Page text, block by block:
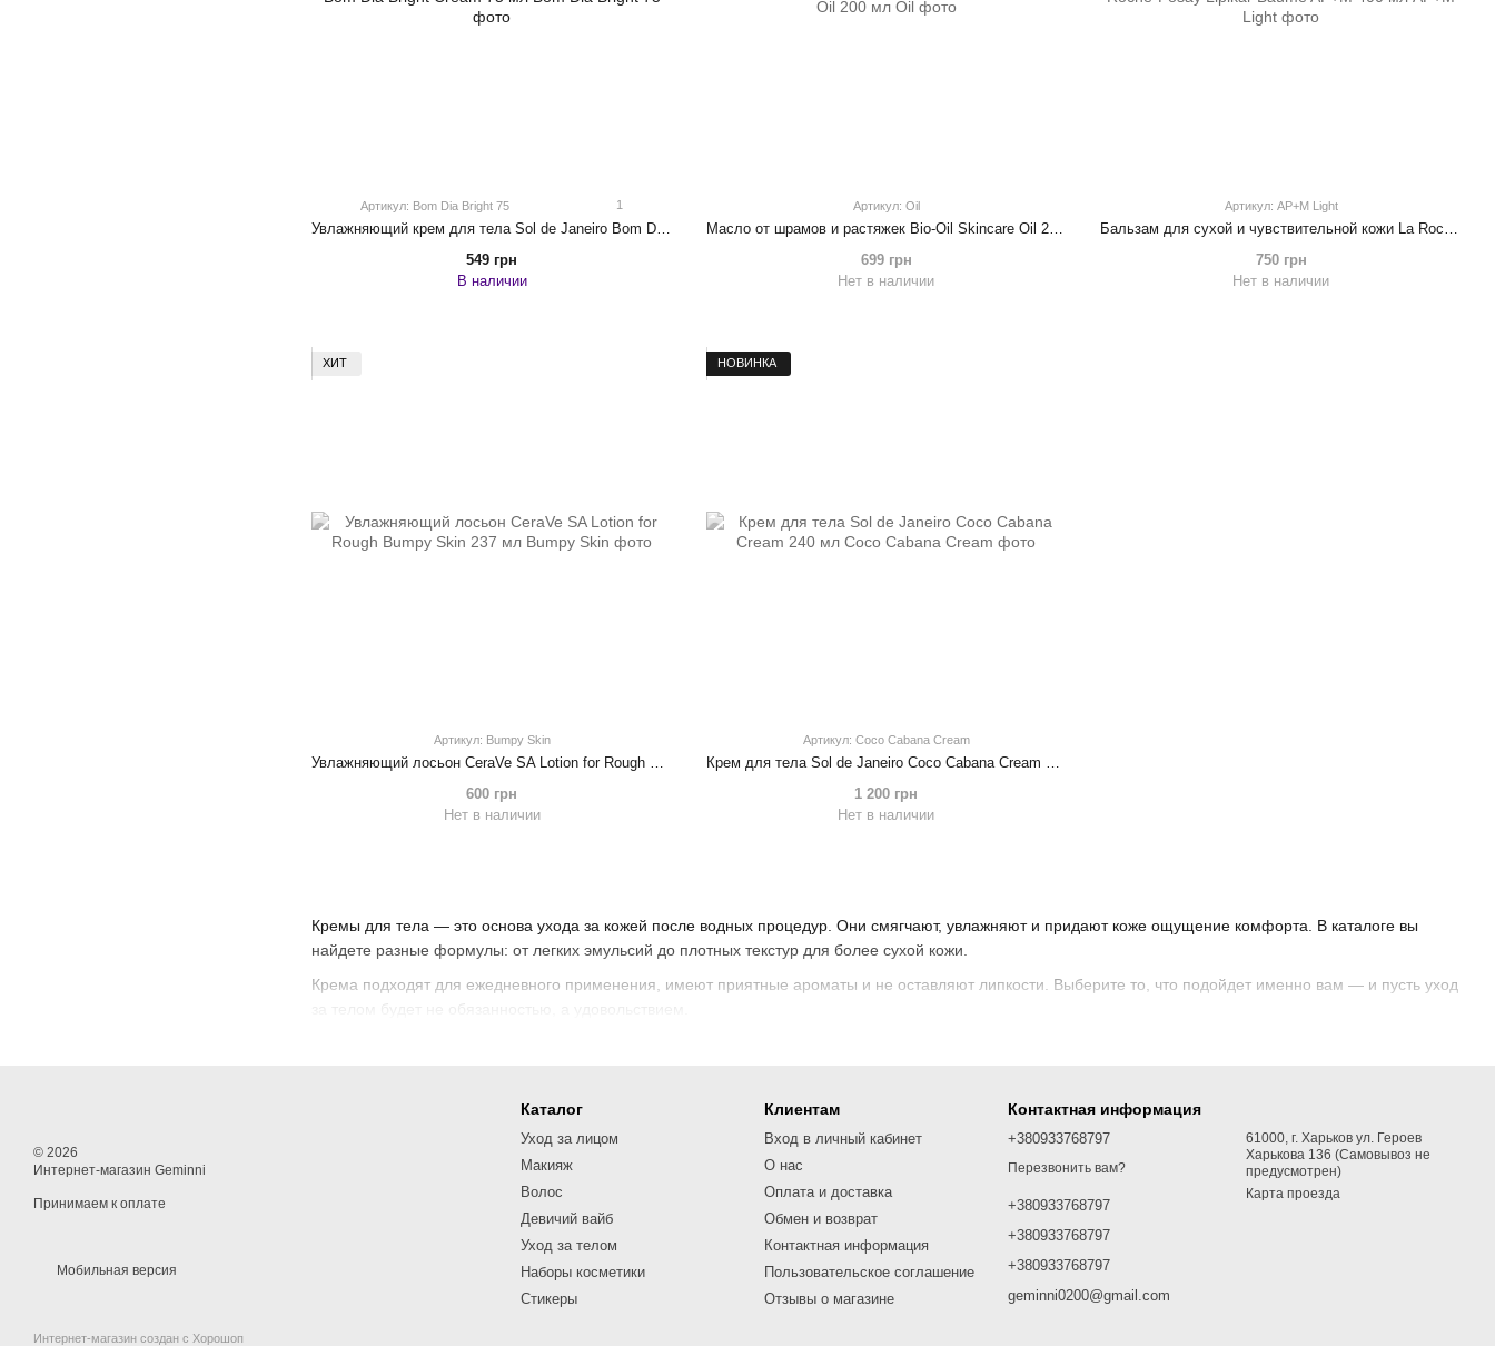
Кремы для тела — это основа ухода за кожей после водных процедур. Они смягчают, увлажняют и придают коже ощущение комфорта. В каталоге вы
найдете разные формулы: от легких эмульсий до плотных текстур для более сухой кожи.
Крема подходят для ежедневного применения, имеют приятные ароматы и не оставляют липкости. Выберите то, что подойдет именно вам — и пусть уход
Артикул: Bom Dia Bright 75 1
549 грн
В наличии
Артикул: Oil
Масло от шрамов и растяжек Bio-Oil Skincare Oil 200 мл
699 грн
Нет в наличии
Артикул: AP+M Light
750 грн
Нет в наличии
ХИТ
Артикул: Bumpy Skin
Увлажняющий лосьон CeraVe SA Lotion for Rough Bumpy Skin 237 мл
600 грн
Нет в наличии
НОВИНКА
Артикул: Coco Cabana Cream
Крем для тела Sol de Janeiro Coco Cabana Cream 240 мл
1 200 грн
Нет в наличии
© 2026
Интернет-магазин Geminni
Принимаем к оплате
Мобильная версия
Интернет-магазин создан с Хорошоп
Каталог
Уход за лицом
Макияж
Волос
Девичий вайб
Уход за телом
Наборы косметики
Стикеры
Клиентам
Вход в личный кабинет
О нас
Оплата и доставка
Обмен и возврат
Контактная информация
Пользовательское соглашение
Отзывы о магазине
Контактная информация
+380933768797
Перезвонить вам?
+380933768797
+380933768797
+380933768797
geminni0200@gmail.com
61000, г. Харьков ул. Героев
Харькова 136 (Самовывоз не
предусмотрен)
Карта проезда